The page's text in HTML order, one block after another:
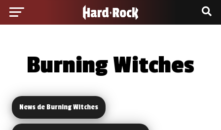
Burning Witches
News de Burning Witches